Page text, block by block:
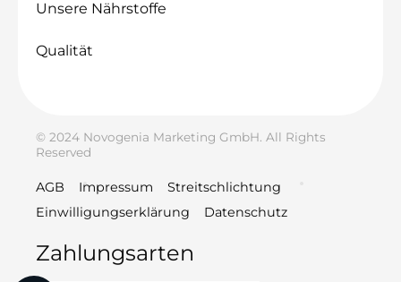
Unsere Nährstoffe
Qualität
© 2024 Novogenia Marketing GmbH. All Rights
Reserved
AGB Impressum
Streitschlichtung
Einwilligungserklärung
Datenschutz
Zahlungsarten